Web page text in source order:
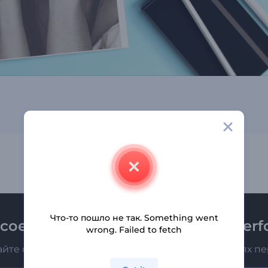
к рассылке
о последних новостях и новых предложениях
Что-то пошло не так. Something went
wrong. Failed to fetch